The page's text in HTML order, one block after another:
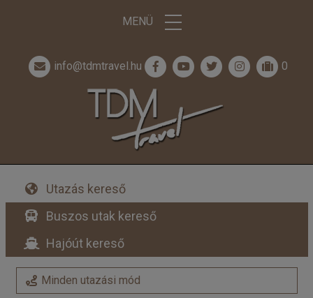
MENÜ
info@tdmtravel.hu 0
Utazás kereső
Buszos utak kereső
Hajóút kereső